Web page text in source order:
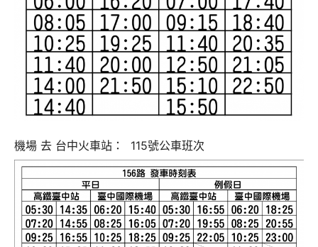
機場 去 台中火車站： 115號公車班次